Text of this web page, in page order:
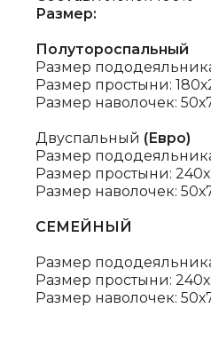
Размер:
Полутороспальный
Размер
Размер простыни:
Размер наволочек:
Двуспальный (Евро)
Размер
Размер простыни:
Размер наволочек:
СЕМЕЙНЫЙ
Размер
Размер простыни:
Размер наволочек: